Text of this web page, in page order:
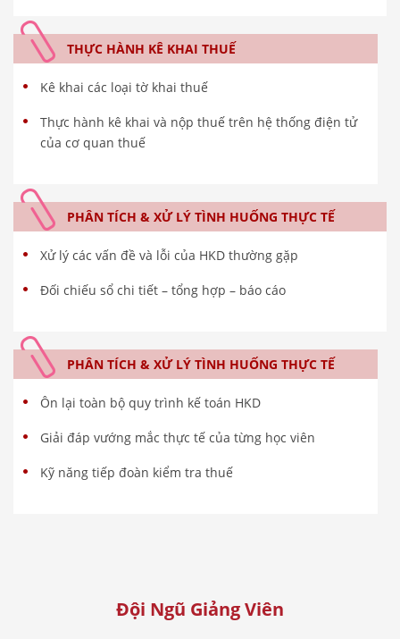
THỰC HÀNH KÊ KHAI THUẾ
Kê khai các loại tờ khai thuế
Thực hành kê khai và nộp thuế trên hệ thống điện tử
của cơ quan thuế
PHÂN TÍCH & XỬ LÝ TÌNH HUỐNG THỰC TẾ
Xử lý các vấn đề và lỗi của HKD thường gặp
Đối chiếu sổ chi tiết – tổng hợp – báo cáo
PHÂN TÍCH & XỬ LÝ TÌNH HUỐNG THỰC TẾ
Ôn lại toàn bộ quy trình kế toán HKD
Giải đáp vướng mắc thực tế của từng học viên
Kỹ năng tiếp đoàn kiểm tra thuế
Đội Ngũ Giảng Viên